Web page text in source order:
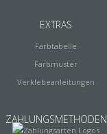
EXTRAS
Farbtabelle
Farbmuster
Verklebeanleitungen
ZAHLUNGSMETHODEN